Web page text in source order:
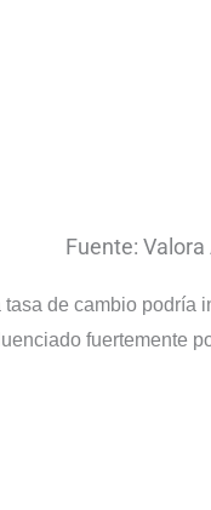
Fuente:
de cambio
fuertemente